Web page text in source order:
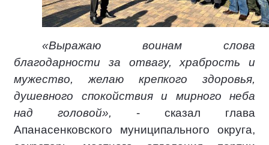
«Выражаю воинам слова
благодарности за отвагу, храбрость и
мужество, желаю крепкого здоровья,
душевного спокойствия и мирного неба
над головой», - сказал глава
Апанасенковского муниципального округа,